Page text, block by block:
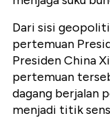
Dari sisi
pertemuan
Presiden China
pertemuan
dagang berjalan
menjadi titik